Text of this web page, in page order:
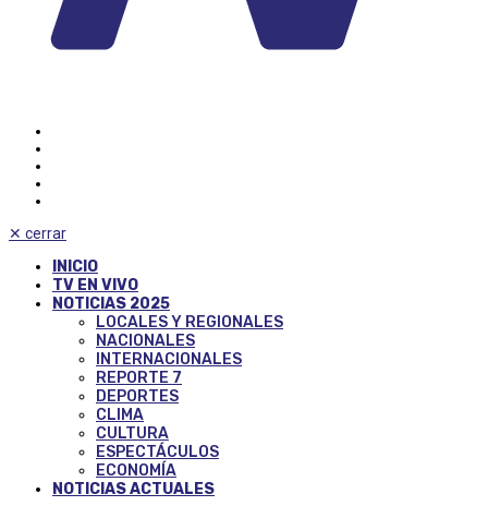
✕ cerrar
INICIO
TV EN VIVO
NOTICIAS 2025
LOCALES Y REGIONALES
NACIONALES
INTERNACIONALES
REPORTE 7
DEPORTES
CLIMA
CULTURA
ESPECTÁCULOS
ECONOMÍA
NOTICIAS ACTUALES